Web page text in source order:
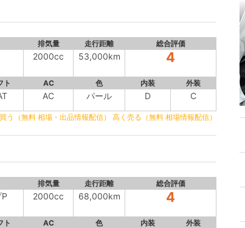
排気量 走行距離 総合評価
2000cc 53,000km 4
ト AC 色 内装 外装
AC パール D C
う（無料 相場・出品情報配信） 高く売る（無料 相場情報配信）
排気量 走行距離 総合評価
2000cc 68,000km 4
ト AC 色 内装 外装